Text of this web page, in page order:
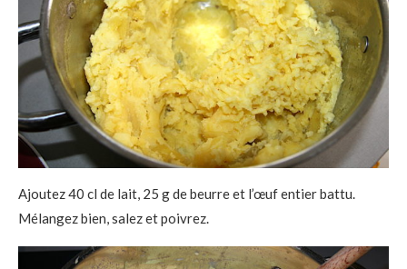
Ajoutez 40 cl de lait, 25 g de beurre et l’œuf entier battu.
Mélangez bien, salez et poivrez.